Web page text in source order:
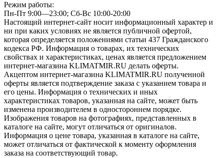
Режим работы:
Пн-Пт 9:00—23:00; Сб-Вс 10:00-20:00
Настоящий интернет-сайт носит информационный характер и
ни при каких условиях не является публичной офертой,
которая определяется положениями статьи 437 Гражданского
кодекса РФ. Информация о товарах, их технических
свойствах и характеристиках, ценах является предложением
интернет-магазина KLIMATMIR.RU делать оферты.
Акцептом интернет-магазина KLIMATMIR.RU полученной
оферты является подтверждение заказа с указанием товара и
его цены. Информация о технических и иных
характеристиках товаров, указанная на сайте, может быть
изменена производителем в одностороннем порядке.
Изображения товаров на фотографиях, представленных в
каталоге на сайте, могут отличаться от оригиналов.
Информация о цене товара, указанная в каталоге на сайте,
может отличаться от фактической к моменту оформления
заказа на соответствующий товар.